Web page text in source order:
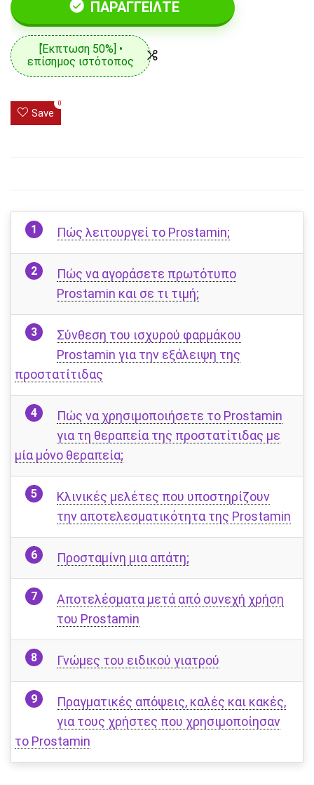
ΠΑΡΑΓΓΕΊΛΤΕ
[Έκπτωση 50%] •
επίσημος ιστότοπος
Save
0
Πώς λειτουργεί το Prostamin;
Πώς να αγοράσετε πρωτότυπο
Prostamin και σε τι τιμή;
Σύνθεση του ισχυρού φαρμάκου
Prostamin για την εξάλειψη της
προστατίτιδας
Πώς να χρησιμοποιήσετε το Prostamin
για τη θεραπεία της προστατίτιδας με
μία μόνο θεραπεία;
Κλινικές μελέτες που υποστηρίζουν
την αποτελεσματικότητα της Prostamin
Προσταμίνη μια απάτη;
Αποτελέσματα μετά από συνεχή χρήση
του Prostamin
Γνώμες του ειδικού γιατρού
Πραγματικές απόψεις, καλές και κακές,
για τους χρήστες που χρησιμοποίησαν
το Prostamin